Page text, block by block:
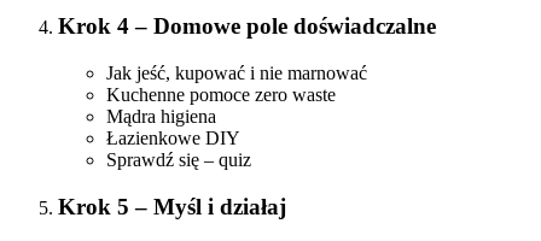
Krok 4 – Domowe pole doświadczalne
Jak jeść, kupować i nie marnować
Kuchenne pomoce zero waste
Mądra higiena
Łazienkowe DIY
Sprawdź się – quiz
Krok 5 – Myśl i działaj